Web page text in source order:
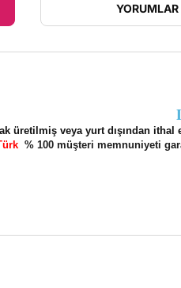
YORUMLAR
üretilmiş veya yurt dışından ithal
% 100 müşteri memnuniyeti